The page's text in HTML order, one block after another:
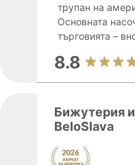
трупан на
Основната
търговията –
8.8
Бижутерия
BeloSlava